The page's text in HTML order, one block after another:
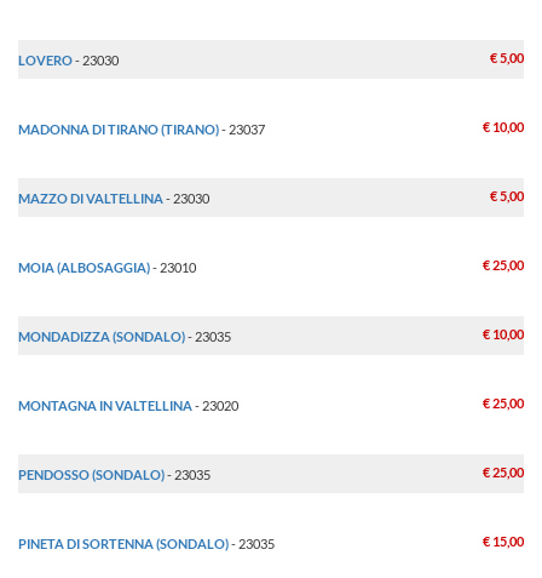
LOVERO- 23030 € 5,00
MADONNA DI TIRANO (TIRANO)- 23037 € 10,00
MAZZO DI VALTELLINA- 23030 € 5,00
MOIA (ALBOSAGGIA)- 23010 € 25,00
MONDADIZZA (SONDALO)- 23035 € 10,00
MONTAGNA IN VALTELLINA- 23020 € 25,00
PENDOSSO (SONDALO)- 23035 € 25,00
PINETA DI SORTENNA (SONDALO)- 23035 € 15,00